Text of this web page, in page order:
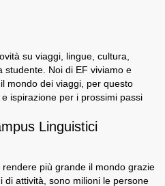
su viaggi, lingue, cultura,
studente. Noi di EF viviamo e
mondo dei viaggi, per questo
ispirazione per i prossimi passi
Linguistici
più grande il mondo grazie
di attività, sono milioni le persone